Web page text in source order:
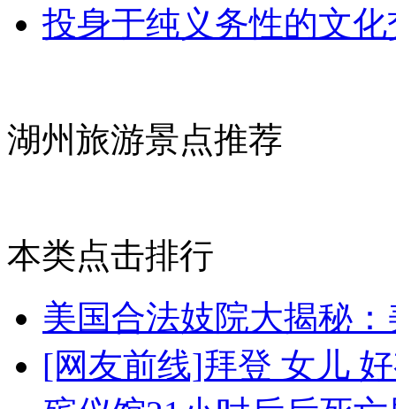
投身于纯义务性的文
湖州旅游景点推荐
本类点击排行
美国合法妓院大揭秘
[网友前线]拜登 女儿